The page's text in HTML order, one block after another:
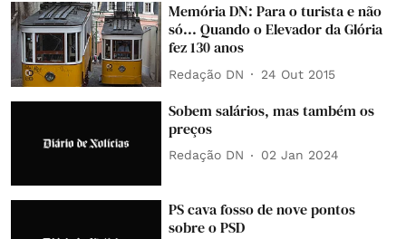
Memória DN: Para o turista e não
só... Quando o Elevador da Glória
fez 130 anos
Redação DN 24 Out 2015
Sobem salários, mas também os
preços
Redação DN 02 Jan 2024
PS cava fosso de nove pontos
sobre o PSD